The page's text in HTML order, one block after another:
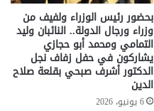
بحضور رئيس الوزراء ولفيف من
وزراء ورجال الدولة.. النائبان وليد
التمامي ومحمد أبو حجازي
يشاركون في حفل زفاف نجل
الدكتور أشرف صبحي بقلعة صلاح
الدين
6 يونيو، 2026